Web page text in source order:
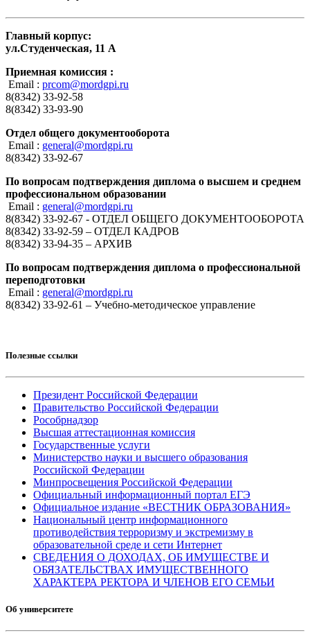
Главный корпус:
ул.Студенческая, 11 А
Приемная комиссия :
Email : prcom@mordgpi.ru
8(8342) 33-92-58
8(8342) 33-93-90
Отдел общего документооборота
Email : general@mordgpi.ru
8(8342) 33-92-67
По вопросам подтверждения диплома о высшем и среднем
профессиональном образовании
Email : general@mordgpi.ru
8(8342) 33-92-67 - ОТДЕЛ ОБЩЕГО ДОКУМЕНТООБОРОТА
8(8342) 33-92-59 – ОТДЕЛ КАДРОВ
8(8342) 33-94-35 – АРХИВ
По вопросам подтверждения диплома о профессиональной
переподготовки
Email : general@mordgpi.ru
8(8342) 33-92-61 – Учебно-методическое управление
Полезные ссылки
Президент Российской Федерации
Правительство Российской Федерации
Рособрнадзор
Высшая аттестационная комиссия
Государственные услуги
Министерство науки и высшего образования
Российской Федерации
Минпросвещения Российской Федерации
Официальный информационный портал ЕГЭ
Официальное издание «ВЕСТНИК ОБРАЗОВАНИЯ»
Национальный центр информационного
противодействия терроризму и экстремизму в
образовательной среде и сети Интернет
СВЕДЕНИЯ О ДОХОДАХ, ОБ ИМУЩЕСТВЕ И
ОБЯЗАТЕЛЬСТВАХ ИМУЩЕСТВЕННОГО
ХАРАКТЕРА РЕКТОРА И ЧЛЕНОВ ЕГО СЕМЬИ
Об университете